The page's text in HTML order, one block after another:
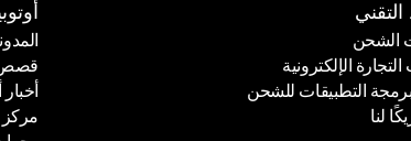
التقني
الشحن
الشحنالإلكترونية
الإلكترونية
التطبيقات للشحن
التطبيقات للشحنلنا
قصص
قصص
أخبار
أخبار
مركز